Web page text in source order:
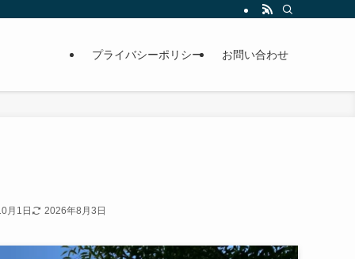
プライバシーポリシー お問い合わせ
月1日 2026年8月3日